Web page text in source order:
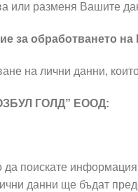
или разменя Вашите
за обработването
на лични данни,
ГОЛД” ЕООД:
поискате
данни ще бъдат